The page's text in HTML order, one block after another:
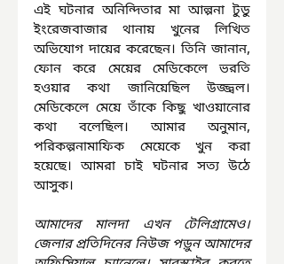
এই ঘটনার অনিন্দিতার মা আল্পনা টুডু
ইংরেজবাজার থানায় খুনের লিখিত
অভিযোগ দায়ের করেছেন। তিনি জানান,
ফোন করে মেয়ের মেডিকেলে ভরতি
হওয়ার কথা জানিয়েছিল উজ্জ্বল।
মেডিকেলে মেয়ে তাঁকে কিছু খাওয়ানোর
কথা বলেছিল। আমার অনুমান,
পরিকল্পনামাফিক মেয়েকে খুন করা
হয়েছে। আমরা চাই ঘটনার সত্য উঠে
আসুক।
আমাদের মালদা এখন টেলিগ্রামেও।
জেলার প্রতিদিনের নিউজ পড়ুন আমাদের